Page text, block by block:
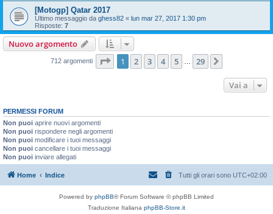
[Motogp] Qatar 2017
Ultimo messaggio da ghess82 « lun mar 27, 2017 1:30 pm
Risposte: 7
Nuovo argomento
712 argomenti Pagina di 29
1 2 3 4 5 29
Vai a
PERMESSI FORUM
Non puoi aprire nuovi argomenti
Non puoi rispondere negli argomenti
Non puoi modificare i tuoi messaggi
Non puoi cancellare i tuoi messaggi
Non puoi inviare allegati
Home Indice Tutti gli orari sono UTC+02:00
Powered by phpBB® Forum Software © phpBB Limited
Traduzione Italiana phpBB-Store.it